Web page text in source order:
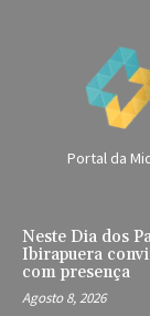
Portal da
Neste Dia dos
Ibirapuera
com presença
Agosto 8, 2026